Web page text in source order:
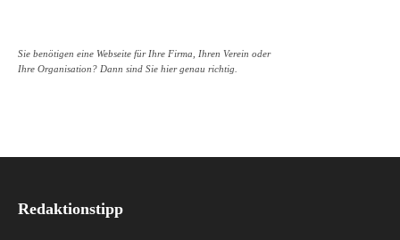
Sie benötigen eine Webseite für Ihre Firma, Ihren Verein oder
Ihre Organisation? Dann sind Sie hier genau richtig.
Redaktionstipp